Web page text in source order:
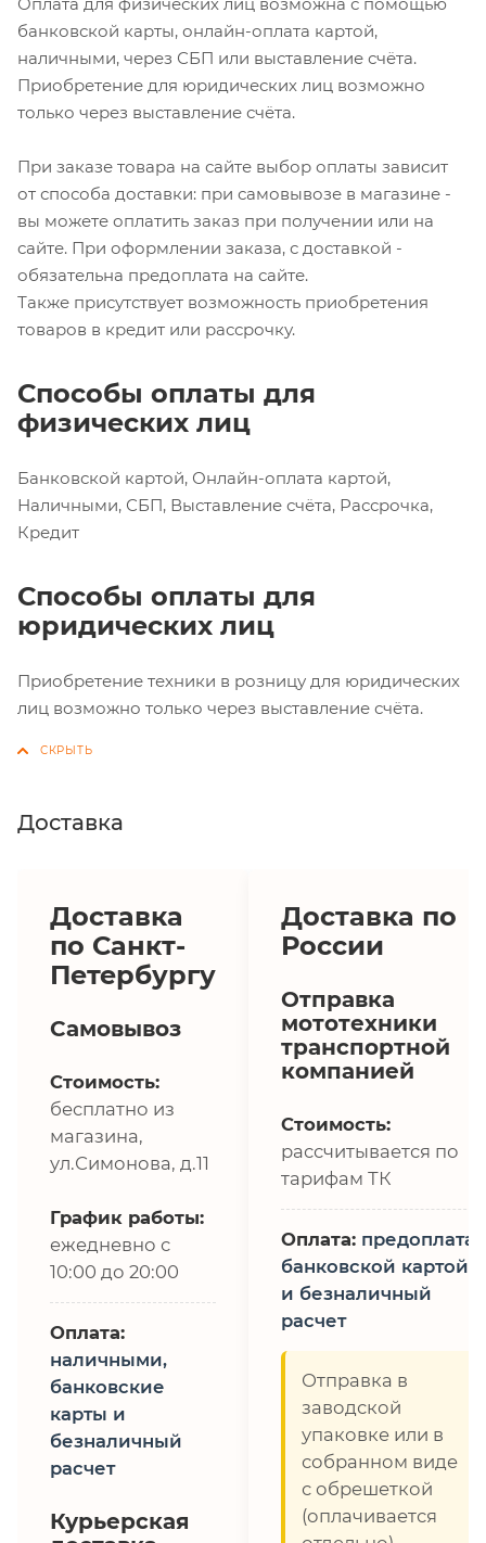
банковской карты, онлайн-оплата картой,
наличными, через СБП или выставление счёта.
Приобретение для юридических лиц возможно
только через выставление счёта.
При заказе товара на сайте выбор оплаты зависит
от способа доставки: при самовывозе в магазине -
вы можете оплатить заказ при получении или на
сайте. При оформлении заказа, с доставкой -
обязательна предоплата на сайте.
Также присутствует возможность приобретения
товаров в кредит или рассрочку.
Способы оплаты для
физических лиц
Банковской картой, Онлайн-оплата картой,
Наличными, СБП, Выставление счёта, Рассрочка,
Кредит
Способы оплаты для
юридических лиц
Приобретение техники в розницу для юридических
лиц возможно только через выставление счёта.
Доставка
Доставка
по Санкт-
Петербургу
Самовывоз
Стоимость:
бесплатно из
магазина,
ул.Симонова, д.11
График работы:
ежедневно с
10:00 до 20:00
Оплата:
наличными,
банковские
карты и
безналичный
расчет
Курьерская
Доставка по
России
Отправка
мототехники
транспортной
компанией
Стоимость:
рассчитывается по
тарифам ТК
Оплата: предоплата,
банковской картой
и безналичный
расчет
Отправка в
заводской
упаковке или в
собранном виде
с обрешеткой
(оплачивается